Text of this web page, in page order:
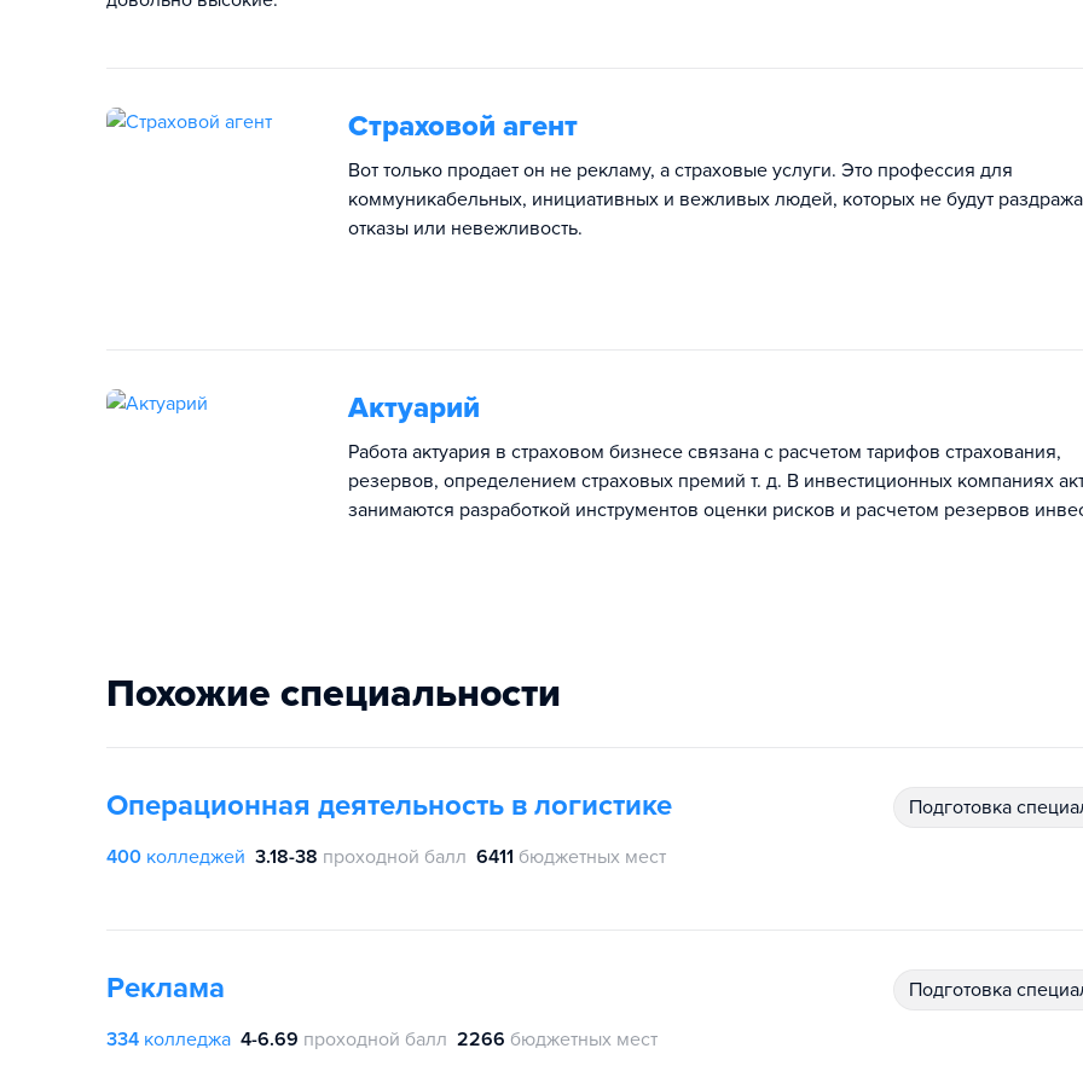
Страховой агент
Вот только продает он не рекламу, а страховые услуги. Это профессия для
коммуникабельных, инициативных и вежливых людей, которых не будут
отказы или невежливость.
Актуарий
Работа актуария в страховом бизнесе связана с расчетом тарифов страхования,
резервов, определением страховых премий т. д. В инвестиционных компаниях
занимаются разработкой инструментов оценки рисков и расчетом резервов
Похожие специальности
Операционная деятельность в логистике подготовка
400 колледжей 3.18-38 проходной балл 6411 бюджетных мест
Реклама подготовка
334 колледжа 4-6.69 проходной балл 2266 бюджетных мест